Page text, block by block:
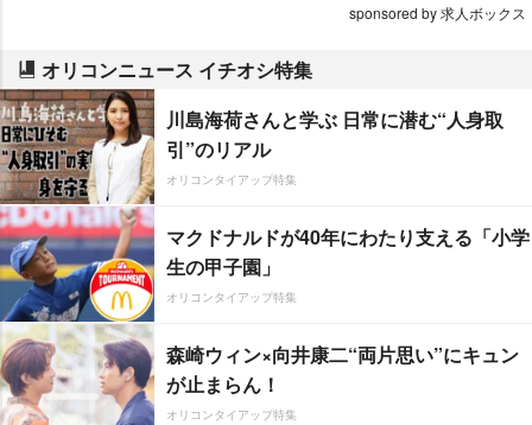
sponsored by 求人ボックス
オリコンニュース イチオシ特集
川島海荷さんと学ぶ 日常に潜む“人身取
引”のリアル
オリコンタイアップ特集
マクドナルドが40年にわたり支える「小学
生の甲子園」
オリコンタイアップ特集
森崎ウィン×向井康二“両片思い”にキュン
が止まらん！
オリコンタイアップ特集